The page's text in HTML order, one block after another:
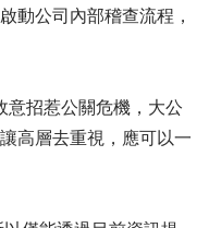
動公司內部稽查流程，
意招惹公關危機，大公
高層去重視，應可以一